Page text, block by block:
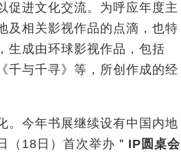
促进文化交流。为呼应年度主
及相关影视作品的点滴，也特
生成由环球影视作品，包括
千与千寻》等，所创作成的经
。今年书展继续设有中国内地
（18 日）首次举办＂ IP 圆桌会